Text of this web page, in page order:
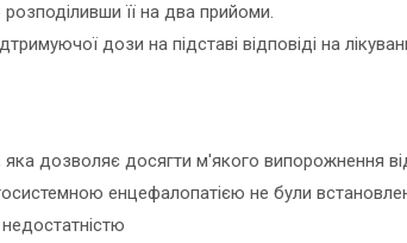
її на два прийоми.
дози на підставі відповіді на
дозволяє досягти м'якого випорожнення
енцефалопатією не були